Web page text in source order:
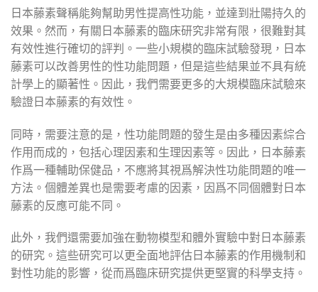
日本藤素聲稱能夠幫助男性提高性功能，並達到壯陽持久的
效果。然而，有關日本藤素的臨床研究非常有限，很難對其
有效性進行確切的評判。一些小規模的臨床試驗發現，日本
藤素可以改善男性的性功能問題，但是這些結果並不具有統
計學上的顯著性。因此，我們需要更多的大規模臨床試驗來
驗證日本藤素的有效性。
同時，需要注意的是，性功能問題的發生是由多種因素綜合
作用而成的，包括心理因素和生理因素等。因此，日本藤素
作爲一種輔助保健品，不應將其視爲解決性功能問題的唯一
方法。個體差異也是需要考慮的因素，因爲不同個體對日本
藤素的反應可能不同。
此外，我們還需要加強在動物模型和體外實驗中對日本藤素
的研究。這些研究可以更全面地評估日本藤素的作用機制和
對性功能的影響，從而爲臨床研究提供更堅實的科學支持。